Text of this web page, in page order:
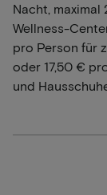
Nacht, maximal
Wellness-
pro Person für
oder 17,50 €
und